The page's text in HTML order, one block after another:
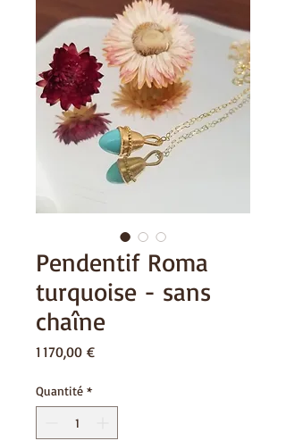
Pendentif Roma
turquoise - sans
chaîne
1 170,00 €Prix
Quantité *